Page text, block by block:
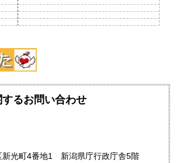
るお問い合わせ
新光町4番地1 新潟県庁行政庁舎5階